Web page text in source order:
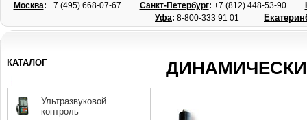
Москва: +7 (495) 668-07-67 Санкт-Петербург: +7 (812) 448-53-90
Уфа: 8-800-333 91 01
КАТАЛОГ
Ультразвуковой
контроль